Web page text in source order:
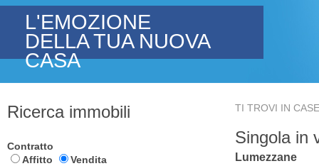
L'EMOZIONE
DELLA TUA NUOVA
CASA
Ricerca immobili
Contratto
Affitto
Vendita
TI TROVI IN
Singola in
Lumezzane